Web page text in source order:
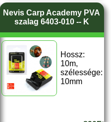
Nevis Carp Academy PVA
szalag 6403-010 -- K
Hossz:
10m,
szélessége:
10mm